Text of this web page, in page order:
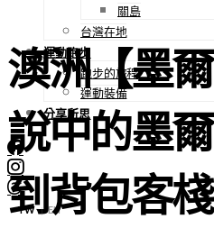
關島
台灣在地
運動跑步
跑步的旅程
運動裝備
分享所思
TW | EN
澳洲【墨
說中的墨
到背包客棧